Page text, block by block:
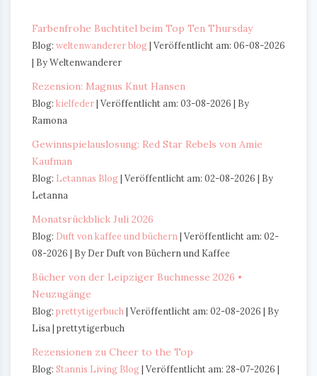
Farbenfrohe Buchtitel beim Top Ten Thursday
Blog: weltenwanderer blog Veröffentlicht am: 06-08-2026
By Weltenwanderer
Rezension: Magnus Knut Hansen
Blog: kielfeder Veröffentlicht am: 03-08-2026
By
Ramona
Gewinnspielauslosung: Red Star Rebels von Amie
Kaufman
Blog: Letannas Blog Veröffentlicht am: 02-08-2026
By
Letanna
Monatsrückblick Juli 2026
Blog: Duft von kaffee und büchern Veröffentlicht am: 02-
08-2026
By Der Duft von Büchern und Kaffee
Bücher von der Leipziger Buchmesse 2026 •
Neuzugänge
Blog: prettytigerbuch Veröffentlicht am: 02-08-2026
By
Lisa | prettytigerbuch
Rezensionen zu Cheer to the Top
Blog: Stannis Living Blog Veröffentlicht am: 28-07-2026